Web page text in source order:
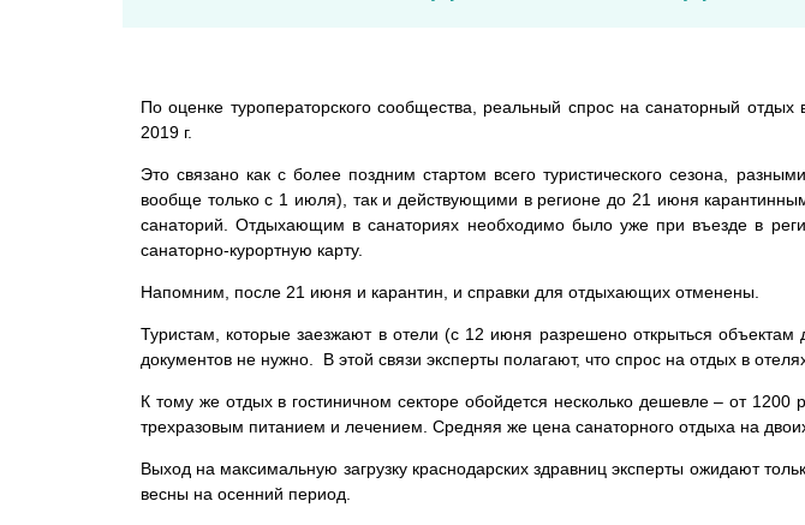
По оценке туроператорского сообщества, реальный спрос на санаторный
2019 г.
Это связано как с более поздним стартом всего туристического сезона,
вообще только с 1 июля), так и действующими в регионе до 21 июня
санаторий. Отдыхающим в санаториях необходимо было уже при въезде в
санаторно-курортную карту.
Напомним, после 21 июня и карантин, и справки для отдыхающих отменены.
Туристам, которые заезжают в отели (с 12 июня разрешено открыться
документов не нужно. В этой связи эксперты полагают, что спрос на отдых в
К тому же отдых в гостиничном секторе обойдется несколько дешевле – от
трехразовым питанием и лечением. Средняя же цена санаторного отдыха на
Выход на максимальную загрузку краснодарских здравниц эксперты ожидают
весны на осенний период.